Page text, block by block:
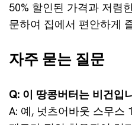
50% 할인된 가격과 저렴
문하여 집에서 편안하게
자주 묻는 질문
Q: 이 땅콩버터는 비건입
A: 예, 넛츠어바웃 스무스